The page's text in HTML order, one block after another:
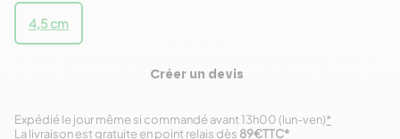
4,5 cm
Créer un devis
Expédié le jour même si commandé avant 13h00 (lun-ven)*
La livraison est gratuite en point relais dès 89€TTC*